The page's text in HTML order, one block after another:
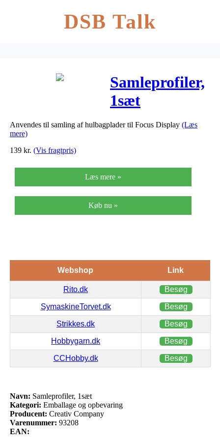
DSB Talk
Samleprofiler,
1sæt
Anvendes til samling af hulbagplader til Focus Display (Læs
mere)
139 kr. (Vis fragtpris)
Læs mere »
Køb nu »
Webshop Link
Rito.dk Besøg
SymaskineTorvet.dk Besøg
Strikkes.dk Besøg
Hobbygarn.dk Besøg
CCHobby.dk Besøg
Navn: Samleprofiler, 1sæt
Kategori: Emballage og opbevaring
Producent: Creativ Company
Varenummer: 93208
EAN: